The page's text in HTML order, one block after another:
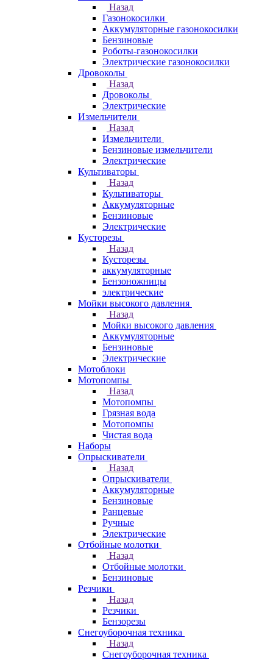
Назад
Газонокосилки
Аккумуляторные газонокосилки
Бензиновые
Роботы-газонокосилки
Электрические газонокосилки
Дровоколы
Назад
Дровоколы
Электрические
Измельчители
Назад
Измельчители
Бензиновые измельчители
Электрические
Культиваторы
Назад
Культиваторы
Аккумуляторные
Бензиновые
Электрические
Кусторезы
Назад
Кусторезы
аккумуляторные
Бензоножницы
электрические
Мойки высокого давления
Назад
Мойки высокого давления
Аккумуляторные
Бензиновые
Электрические
Мотоблоки
Мотопомпы
Назад
Мотопомпы
Грязная вода
Мотопомпы
Чистая вода
Наборы
Опрыскиватели
Назад
Опрыскиватели
Аккумуляторные
Бензиновые
Ранцевые
Ручные
Электрические
Отбойные молотки
Назад
Отбойные молотки
Бензиновые
Резчики
Назад
Резчики
Бензорезы
Снегоуборочная техника
Назад
Снегоуборочная техника